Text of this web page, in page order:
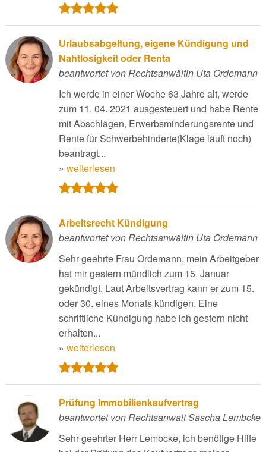
Urlaubsabgeltung, eigene Kündigung und
Nahtlosigkeit oder Renta
beantwortet von Rechtsanwältin Uta Ordemann
Ich werde in einer Woche 63 Jahre alt, werde
zum 11. 04. 2021 ausgesteuert und habe Rente
mit Abschlägen, Erwerbsminderungsrente und
Rente für Schwerbehinderte(Klage läuft noch)
beantragt...
» weiterlesen
Arbeitsrecht Kündigung
beantwortet von Rechtsanwältin Uta Ordemann
Sehr geehrte Frau Ordemann, mein Arbeitgeber
hat mir gestern mündlich zum 15. Januar
gekündigt. Laut Arbeitsvertrag kann er zum 15.
oder 30. eines Monats kündigen. Eine
schriftliche Kündigung habe ich gestern nicht
erhalten...
» weiterlesen
Prüfung Immobilienkaufvertrag
beantwortet von Rechtsanwalt Sascha Lembcke
Sehr geehrter Herr Lembcke, ich benötige Hilfe